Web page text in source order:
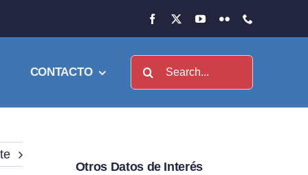
CONTACTO Buscar:
Otros Datos de Interés